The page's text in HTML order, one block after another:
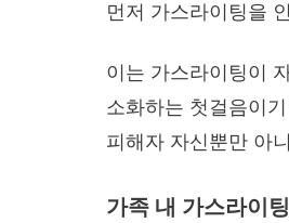
먼저 가스라이팅을
이는 가스라이팅이
소화하는 첫걸음이
피해자 자신뿐만 아
가족 내 가스라이